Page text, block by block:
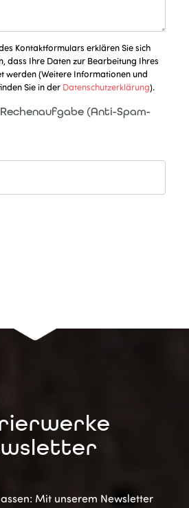
Kontaktformulars erklären Sie sich
dass Ihre Daten zur Bearbeitung Ihres
werden (Weitere Informationen und
Sie in der Datenschutzerklärung).
(Anti-Spam-
Mit unserem Newsletter